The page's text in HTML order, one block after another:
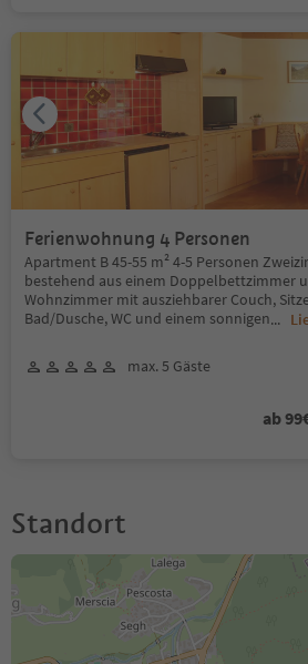
Ferienwohnung 4 Personen
Apartment B 45-55 m² 4-5 Personen
bestehend aus einem Doppelbettzimmer
Wohnzimmer mit ausziehbarer Couch,
Bad/Dusche, WC und einem sonnigen...
max. 5 Gäste
ab
Standort